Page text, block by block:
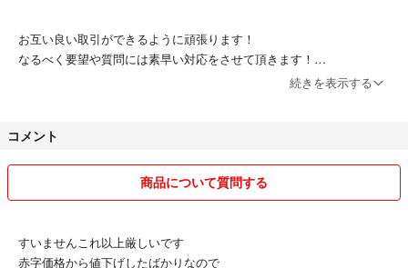
ラルフローレン
ニューエラ
シュプリーム
エンポリオアルマーニ
トレーニングウェア
トレーナー
お互い良い取引ができるように頑張ります！
なるべく要望や質問には素早い対応をさせて頂きます！
気軽に交渉や相談して下さい！なるべく要望に応えられるようにしま
買ってからの返品等は受け付けませんので、予めご了承下さい。ご確認
になるようでしたら写真のアングルなどを変えて撮影しますので、申し
あげて下さい！
続きを表示する
コメント
商品について質問する
すいませんこれ以上厳しいです
赤字価格から値下げしたばかりなので